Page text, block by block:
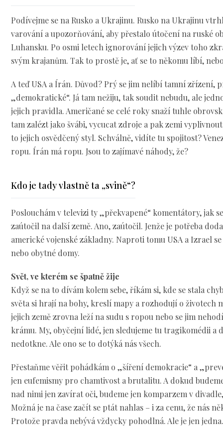
Podívejme se na Rusko a Ukrajinu. Rusko na Ukrajinu
varování a upozorňování, aby přestalo útočení na ruské
Luhansku. Po osmi letech ignorování jejich výzev toho
svým krajanům. Tak to prostě je, ať se to někomu líbí,
A teď USA a Írán. Důvod? Prý se jim nelíbí tamní zřízení,
„demokratické“. Já tam nežiju, tak soudit nebudu, ale
jejich pravidla. Američané se celé roky snaží tuhle
tam zalézt jako švábi, vycucat zdroje a pak zemi
to jejich osvědčený styl. Schválně, vidíte tu spojitost?
ropu. Írán má ropu. Jsou to zajímavé náhody, že?
Kdo je tady vlastně ta „svině“?
Poslouchám v televizi ty „překvapené“ komentátory, jak
zaútočil na další země. Ano, zaútočil. Jenže je potřeba
americké vojenské základny. Naproti tomu USA a Izrael
nebo obytné domy.
Svět, ve kterém se špatně žije
Když se na to dívám kolem sebe, říkám si, kde se stala
světa si hrají na bohy, kreslí mapy a rozhodují o životech
jejich země zrovna leží na sudu s ropou nebo se jim
krámu. My, obyčejní lidé, jen sledujeme tu tragikomédii a
nedotkne. Ale ono se to dotýká nás všech.
Přestaňme věřit pohádkám o „šíření demokracie“ a
jen eufemismy pro chamtivost a brutalitu. A dokud
nad nimi jen zavírat oči, budeme jen komparzem v
Možná je na čase začít se ptát nahlas – i za cenu, že nás
Protože pravda nebývá vždycky pohodlná. Ale je jen